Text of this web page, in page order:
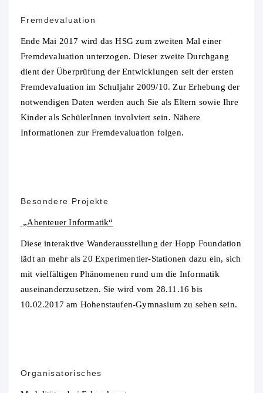
Fremdevaluation
Ende Mai 2017 wird das HSG zum zweiten Mal einer
Fremdevaluation unterzogen. Dieser zweite Durchgang
dient der Überprüfung der Entwicklungen seit der ersten
Fremdevaluation im Schuljahr 2009/10. Zur Erhebung der
notwendigen Daten werden auch Sie als Eltern sowie Ihre
Kinder als SchülerInnen involviert sein. Nähere
Informationen zur Fremdevaluation folgen.
Besondere Projekte
„Abenteuer Informatik“
Diese interaktive Wanderausstellung der Hopp Foundation
lädt an mehr als 20 Experimentier-Stationen dazu ein, sich
mit vielfältigen Phänomenen rund um die Informatik
auseinanderzusetzen. Sie wird vom 28.11.16 bis
10.02.2017 am Hohenstaufen-Gymnasium zu sehen sein.
Organisatorisches